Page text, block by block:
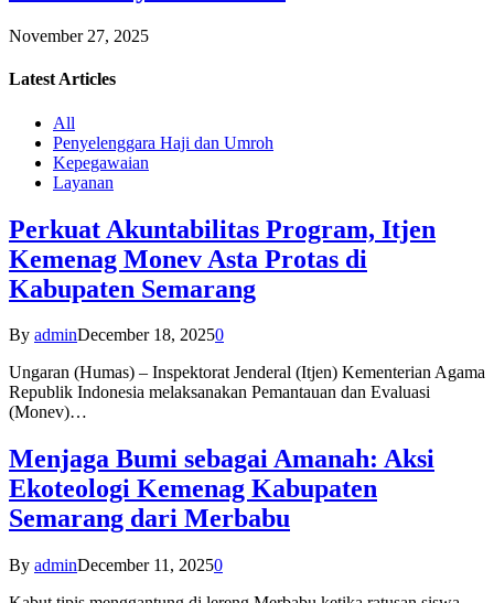
November 27, 2025
Latest Articles
All
Penyelenggara Haji dan Umroh
Kepegawaian
Layanan
Perkuat Akuntabilitas Program, Itjen
Kemenag Monev Asta Protas di
Kabupaten Semarang
By adminDecember 18, 20250
Ungaran (Humas) – Inspektorat Jenderal (Itjen) Kementerian Agama
Republik Indonesia melaksanakan Pemantauan dan Evaluasi
(Monev)…
Menjaga Bumi sebagai Amanah: Aksi
Ekoteologi Kemenag Kabupaten
Semarang dari Merbabu
By adminDecember 11, 20250